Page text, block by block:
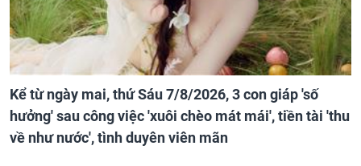
Kể từ ngày mai, thứ Sáu 7/8/2026, 3 con giáp 'số
hưởng' sau công việc 'xuôi chèo mát mái', tiền tài 'thu
về như nước', tình duyên viên mãn